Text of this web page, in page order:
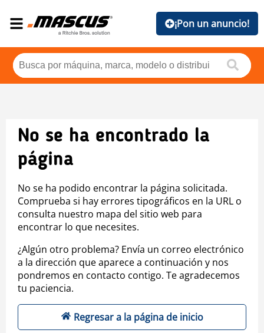
¡Pon un anuncio!
No se ha encontrado la
página
No se ha podido encontrar la página solicitada.
Comprueba si hay errores tipográficos en la URL o
consulta nuestro mapa del sitio web para
encontrar lo que necesites.
¿Algún otro problema? Envía un correo electrónico
a la dirección que aparece a continuación y nos
pondremos en contacto contigo. Te agradecemos
tu paciencia.
Regresar a la página de inicio